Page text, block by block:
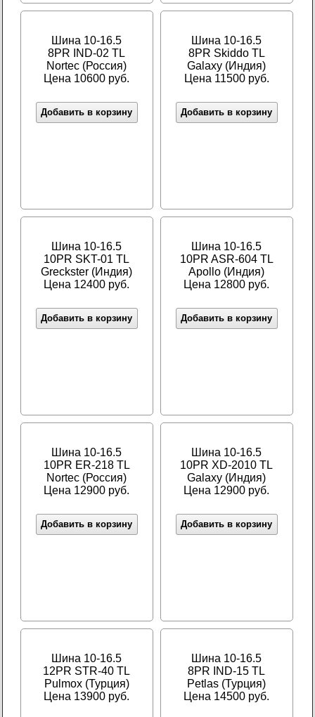
Шина 10-16.5
8PR IND-02 TL
Nortec (Россия)
Цена 10600 руб.
Добавить в корзину
Шина 10-16.5
8PR Skiddo TL
Galaxy (Индия)
Цена 11500 руб.
Добавить в корзину
Шина 10-16.5
10PR SKT-01 TL
Greckster (Индия)
Цена 12400 руб.
Добавить в корзину
Шина 10-16.5
10PR ASR-604 TL
Apollo (Индия)
Цена 12800 руб.
Добавить в корзину
Шина 10-16.5
10PR ER-218 TL
Nortec (Россия)
Цена 12900 руб.
Добавить в корзину
Шина 10-16.5
10PR XD-2010 TL
Galaxy (Индия)
Цена 12900 руб.
Добавить в корзину
Шина 10-16.5
12PR STR-40 TL
Pulmox (Турция)
Цена 13900 руб.
Шина 10-16.5
8PR IND-15 TL
Petlas (Турция)
Цена 14500 руб.